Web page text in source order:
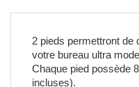
2 pieds permettront de
votre bureau ultra
Chaque pied possède
incluses).